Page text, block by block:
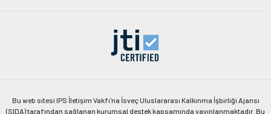
Bu web sitesi IPS İletişim Vakfı'na İsveç Uluslararası Kalkınma İşbirliği Ajansı
(SIDA) tarafından sağlanan kurumsal destek kapsamında yayınlanmaktadır. Bu